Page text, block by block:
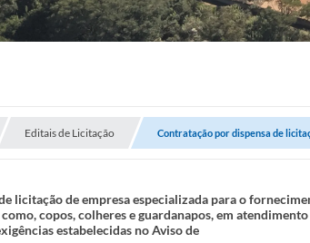
Editais de Licitação Contratação por dispensa de
licitação de empresa especializada para o
copos, colheres e guardanapos, em
estabelecidas no Aviso de